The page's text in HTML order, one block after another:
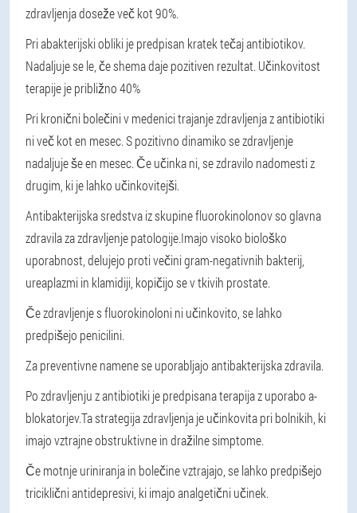
zdravljenja doseže več kot 90%.
Pri abakterijski obliki je predpisan kratek tečaj antibiotikov.
Nadaljuje se le, če shema daje pozitiven rezultat. Učinkovitost
terapije je približno 40%
Pri kronični bolečini v medenici trajanje zdravljenja z antibiotiki
ni več kot en mesec. S pozitivno dinamiko se zdravljenje
nadaljuje še en mesec. Če učinka ni, se zdravilo nadomesti z
drugim, ki je lahko učinkovitejši.
Antibakterijska sredstva iz skupine fluorokinolonov so glavna
zdravila za zdravljenje patologije.Imajo visoko biološko
uporabnost, delujejo proti večini gram-negativnih bakterij,
ureaplazmi in klamidiji, kopičijo se v tkivih prostate.
Če zdravljenje s fluorokinoloni ni učinkovito, se lahko
predpišejo penicilini.
Za preventivne namene se uporabljajo antibakterijska zdravila.
Po zdravljenju z antibiotiki je predpisana terapija z uporabo a-
blokatorjev.Ta strategija zdravljenja je učinkovita pri bolnikih, ki
imajo vztrajne obstruktivne in dražilne simptome.
Če motnje uriniranja in bolečine vztrajajo, se lahko predpišejo
triciklični antidepresivi, ki imajo analgetični učinek.